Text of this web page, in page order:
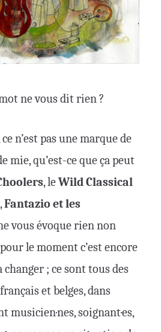
ne vous dit rien ?
ce n’est pas une marque de
mie, qu’est-ce que ça peut
, leWild Classical
,Fantazio et les
vous évoque rien non
le moment c’est encore
changer ; ce sont tous des
et belges, dans
musicien·nes, soignant·es,